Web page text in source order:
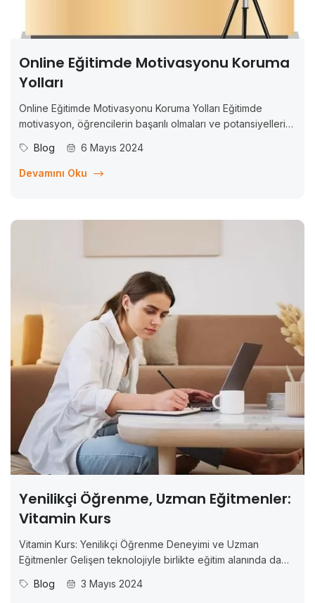
Online Eğitimde Motivasyonu Koruma
Yolları
Online Eğitimde Motivasyonu Koruma Yolları Eğitimde
motivasyon, öğrencilerin başarılı olmaları ve potansiyellerini
Motive olmuş öğrenciler, daha iyi öğrenir, daha yüksek
başarılar elde eder ve daha fazla ilerleme kaydederler.
Blog 6 Mayıs 2024
Devamını Oku
Yenilikçi Öğrenme, Uzman Eğitmenler:
Vitamin Kurs
Vitamin Kurs: Yenilikçi Öğrenme Deneyimi ve Uzman
Eğitmenler Gelişen teknolojiyle birlikte eğitim alanında da
ve esnek hale geldi ve bu da öğrenme deneyimini
Blog 3 Mayıs 2024